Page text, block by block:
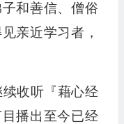
和善信、僧俗
亲近学习者，
收听『藉心经
播出至今已经